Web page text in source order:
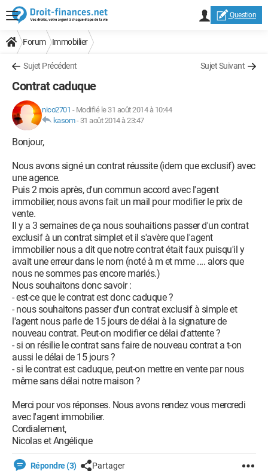
Question
Forum Immobilier
Sujet Précédent Sujet Suivant
Contrat caduque
nico2701 - Modifié le 31 août 2014 à 10:44
kasom- 31 août 2014 à 23:47
Bonjour,
Nous avons signé un contrat réussite (idem que exclusif) avec
une agence.
Puis 2 mois après, d'un commun accord avec l'agent
immobilier, nous avons fait un mail pour modifier le prix de
vente.
Il y a 3 semaines de ça nous souhaitions passer d'un contrat
exclusif à un contrat simplet et il s'avère que l'agent
immobilier nous a dit que notre contrat était faux puisqu'il y
avait une erreur dans le nom (noté à m et mme .... alors que
nous ne sommes pas encore mariés.)
Nous souhaitons donc savoir :
- est-ce que le contrat est donc caduque ?
- nous souhaitons passer d'un contrat exclusif à simple et
l'agent nous parle de 15 jours de délai à la signature de
nouveau contrat. Peut-on modifier ce délai d'attente ?
- si on résilie le contrat sans faire de nouveau contrat a t-on
aussi le délai de 15 jours ?
- si le contrat est caduque, peut-on mettre en vente par nous
même sans délai notre maison ?
Merci pour vos réponses. Nous avons rendez vous mercredi
avec l'agent immobilier.
Cordialement,
Nicolas et Angélique
Répondre (3) Partager